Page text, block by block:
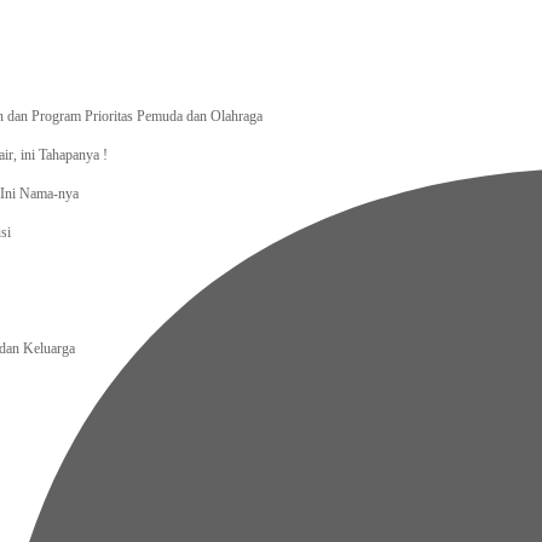
Program Prioritas Pemuda dan Olahraga
ini Tahapanya !
Nama-nya
Keluarga